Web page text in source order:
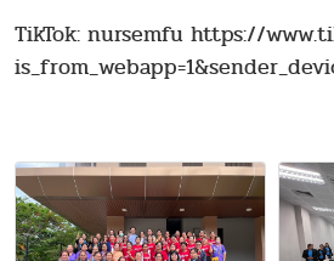
TikTok: nursemfu https://